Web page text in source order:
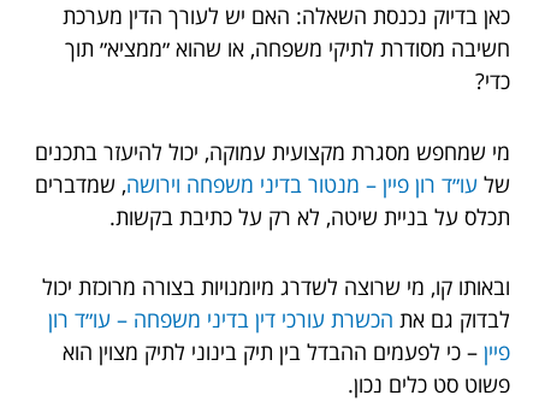
כאן בדיוק נכנסת השאלה: האם יש לעורך הדין מערכת
חשיבה מסודרת לתיקי משפחה, או שהוא ״ממציא״ תוך
כדי?
מי שמחפש מסגרת מקצועית עמוקה, יכול להיעזר בתכנים
של עו״ד רון פיין – מנטור בדיני משפחה וירושה, שמדברים
תכלס על בניית שיטה, לא רק על כתיבת בקשות.
ובאותו קו, מי שרוצה לשדרג מיומנויות בצורה מרוכזת יכול
לבדוק גם את הכשרת עורכי דין בדיני משפחה – עו״ד רון
פיין – כי לפעמים ההבדל בין תיק בינוני לתיק מצוין הוא
פשוט סט כלים נכון.